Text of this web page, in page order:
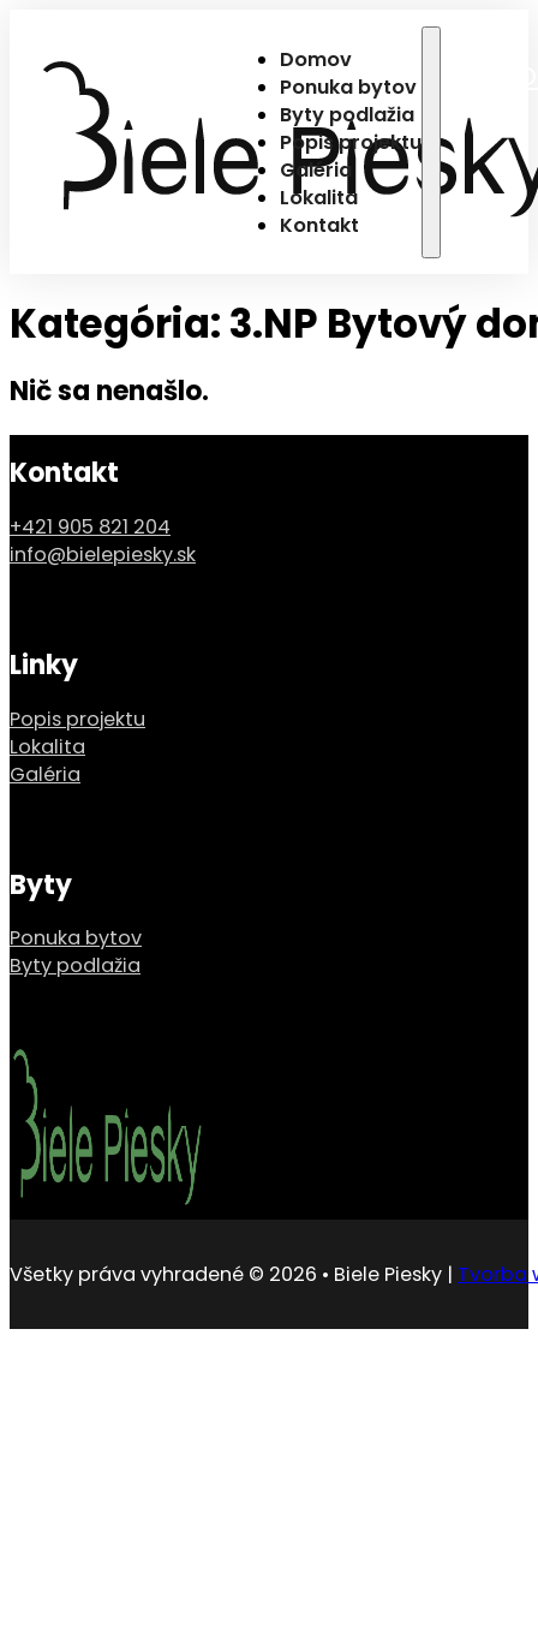
Domov
Ponuka bytov
Byty podlažia
Popis projektu
Galéria
Lokalita
Kontakt
Kategória: 3.NP Bytový
Nič sa nenašlo.
Kontakt
+421 905 821 204
info@bielepiesky.sk
Linky
Popis projektu
Lokalita
Galéria
Byty
Ponuka bytov
Byty podlažia
Všetky práva vyhradené © 2026 • Biele Piesky | Tvorba